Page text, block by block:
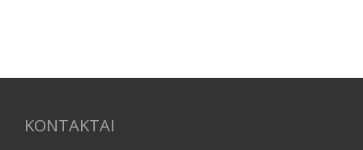
KONTAKTAI